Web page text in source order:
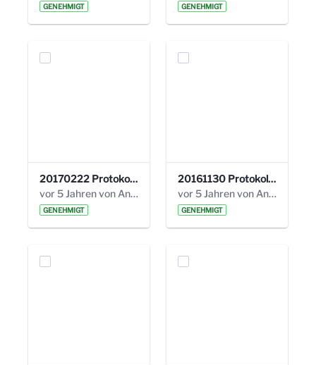
GENEHMIGT GENEHMIGT
20170222 Protokoll 19. Steuerungskreis.pdf
vor 5 Jahren von Anni Schlumberger
GENEHMIGT
20161130 Protokoll 18. Steuerungskreis.pdf
vor 5 Jahren von Anni Schlumberger
GENEHMIGT